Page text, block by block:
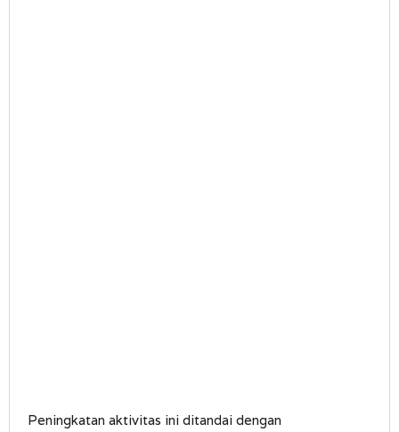
Peningkatan aktivitas ini ditandai dengan